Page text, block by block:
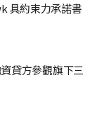
具約束力承諾書
貸方參觀旗下三